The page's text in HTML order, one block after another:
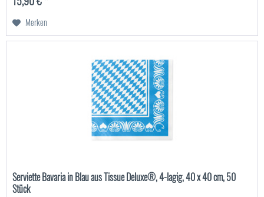
Merken
Serviette Bavaria in Blau aus Tissue Deluxe®, 4-lagig, 40 x 40 cm, 50
Stück